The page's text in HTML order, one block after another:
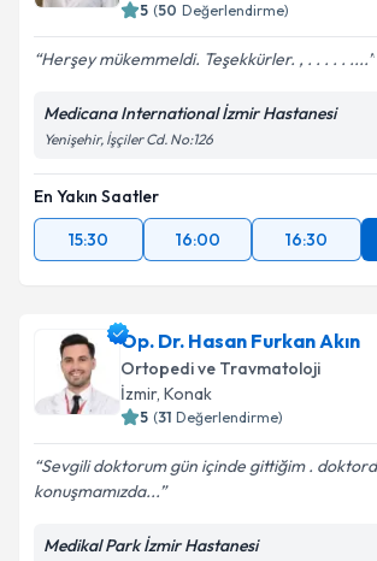
5 (50 Değerlendirme)
Herşey mükemmeldi. Teşekkürler. , . . . . . ....
Medicana International İzmir Hastanesi
Yenişehir, İşçiler Cd. No:126
En Yakın Saatler
15:30
16:00 16:30
Op. Dr. Hasan Furkan Akın
Ortopedi ve Travmatoloji
İzmir, Konak
5 (31 Değerlendirme)
Sevgili doktorum gün içinde gittiğim .
konuşmamızda...
Medikal Park İzmir Hastanesi